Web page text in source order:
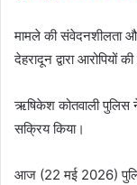
मामले की संवेदनशीलता
देहरादून द्वारा आरोपियों
ऋषिकेश कोतवाली पुलिस
सक्रिय किया।
आज (22 मई 2026)